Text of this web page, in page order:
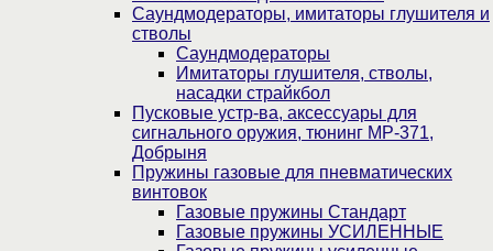
Саундмодераторы, имитаторы глушителя и
стволы
Саундмодераторы
Имитаторы глушителя, стволы,
насадки страйкбол
Пусковые устр-ва, аксессуары для
сигнального оружия, тюнинг МР-371,
Добрыня
Пружины газовые для пневматических
винтовок
Газовые пружины Стандарт
Газовые пружины УСИЛЕННЫЕ